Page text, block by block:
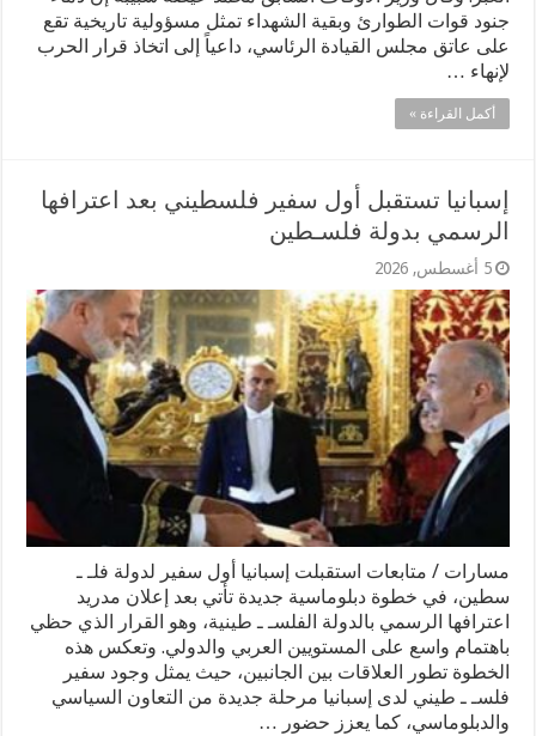
جنود قوات الطوارئ وبقية الشهداء تمثل مسؤولية تاريخية تقع
على عاتق مجلس القيادة الرئاسي، داعياً إلى اتخاذ قرار الحرب
لإنهاء …
أكمل القراءة »
إسبانيا تستقبل أول سفير فلسطيني بعد اعترافها
الرسمي بدولة فلسـطين
5 أغسطس, 2026
مسارات / متابعات استقبلت إسبانيا أول سفير لدولة فلـ ـ
سطين، في خطوة دبلوماسية جديدة تأتي بعد إعلان مدريد
اعترافها الرسمي بالدولة الفلسـ ـ طينية، وهو القرار الذي حظي
باهتمام واسع على المستويين العربي والدولي. وتعكس هذه
الخطوة تطور العلاقات بين الجانبين، حيث يمثل وجود سفير
فلسـ ـ طيني لدى إسبانيا مرحلة جديدة من التعاون السياسي
والدبلوماسي، كما يعزز حضور …